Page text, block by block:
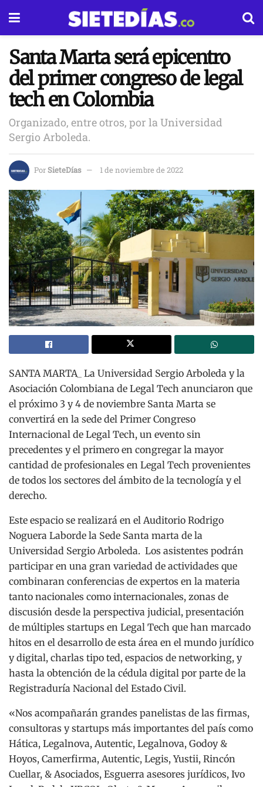
Santa Marta será epicentro
del primer congreso de legal
tech en Colombia
Organizado, entre otros, por la Universidad
Sergio Arboleda.
PorSieteDías 1 de noviembre de 2022
SANTA MARTA_ La Universidad Sergio Arboleda y la
Asociación Colombiana de Legal Tech anunciaron que
el próximo 3 y 4 de noviembre Santa Marta se
convertirá en la sede del Primer Congreso
Internacional de Legal Tech, un evento sin
precedentes y el primero en congregar la mayor
cantidad de profesionales en Legal Tech provenientes
de todos los sectores del ámbito de la tecnología y el
derecho.
Este espacio se realizará en el Auditorio Rodrigo
Noguera Laborde la Sede Santa marta de la
Universidad Sergio Arboleda. Los asistentes podrán
participar en una gran variedad de actividades que
combinaran conferencias de expertos en la materia
tanto nacionales como internacionales, zonas de
discusión desde la perspectiva judicial, presentación
de múltiples startups en Legal Tech que han marcado
hitos en el desarrollo de esta área en el mundo jurídico
y digital, charlas tipo ted, espacios de networking, y
hasta la obtención de la cédula digital por parte de la
Registraduría Nacional del Estado Civil.
«Nos acompañarán grandes panelistas de las firmas,
consultoras y startups más importantes del país como
Hática, Legalnova, Autentic, Legalnova, Godoy &
Hoyos, Camerfirma, Autentic, Legis, Yustii, Rincón
Cuellar, & Asociados, Esguerra asesores jurídicos, Ivo